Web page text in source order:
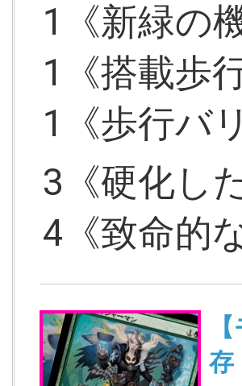
1《新緑の
1《搭載歩
1《歩行バ
3《硬化し
4《致命的
存